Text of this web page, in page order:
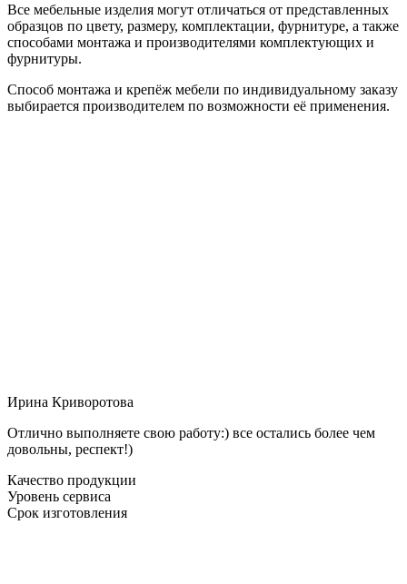
Все мебельные изделия могут отличаться от представленных
образцов по цвету, размеру, комплектации, фурнитуре, а также
способами монтажа и производителями комплектующих и
фурнитуры.
Способ монтажа и крепёж мебели по индивидуальному заказу
выбирается производителем по возможности её применения.
Ирина Криворотова
Отлично выполняете свою работу:) все остались более чем
довольны, респект!)
Качество продукции
Уровень сервиса
Срок изготовления